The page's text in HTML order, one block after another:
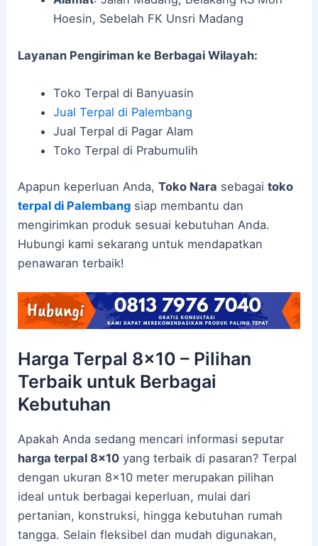
Hoesin, Sebelah FK Unsri Madang
Layanan Pengiriman ke Berbagai Wilayah:
Toko Terpal di Banyuasin
Jual Terpal di Palembang
Jual Terpal di Pagar Alam
Toko Terpal di Prabumulih
Apapun keperluan Anda,Toko Nara sebagaitoko
terpal di Palembang siap membantu dan
mengirimkan produk sesuai kebutuhan Anda.
Hubungi kami sekarang untuk mendapatkan
penawaran terbaik!
Harga Terpal 8×10 – Pilihan
Terbaik untuk Berbagai
Kebutuhan
Apakah Anda sedang mencari informasi seputar
harga terpal 8×10 yang terbaik di pasaran? Terpal
dengan ukuran 8×10 meter merupakan pilihan
ideal untuk berbagai keperluan, mulai dari
pertanian, konstruksi, hingga kebutuhan rumah
tangga. Selain fleksibel dan mudah digunakan,